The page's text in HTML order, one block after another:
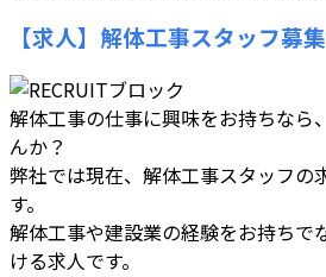
【求人】解体工事スタッフ募
解体工事の仕事に興味をお持ちなら
んか？
弊社では現在、解体工事スタッフの
す。
解体工事や建設業の経験をお持ちで
ける求人です。